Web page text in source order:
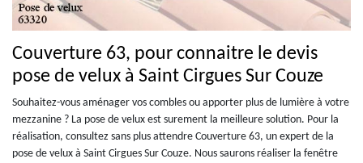
Couverture 63, pour connaitre le devis
pose de velux à Saint Cirgues Sur Couze
Souhaitez-vous aménager vos combles ou apporter plus de lumière à votre
mezzanine ? La pose de velux est surement la meilleure solution. Pour la
réalisation, consultez sans plus attendre Couverture 63, un expert de la
pose de velux à Saint Cirgues Sur Couze. Nous saurons réaliser la fenêtre